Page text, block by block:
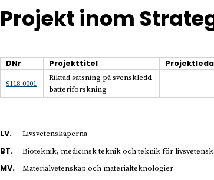
Projekt inom
DNr Projekttitel
SI18-0001
Riktad satsning på svenskledd
batteriforskning
LV. Livsvetenskaperna
BT. Bioteknik, medicinsk teknik och teknik för
MV. Materialvetenskap och materialteknologier